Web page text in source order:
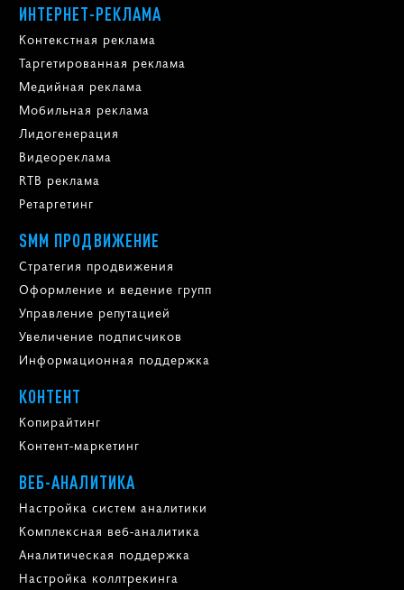
ИНТЕРНЕТ-РЕКЛАМА
Контекстная реклама
Таргетированная реклама
Медийная реклама
Мобильная реклама
Лидогенерация
Видеореклама
RTB реклама
Ретаргетинг
SMM ПРОДВИЖЕНИЕ
Стратегия продвижения
Оформление и ведение групп
Управление репутацией
Увеличение подписчиков
Информационная поддержка
КОНТЕНТ
Копирайтинг
Контент-маркетинг
ВЕБ-АНАЛИТИКА
Настройка систем аналитики
Комплексная веб-аналитика
Аналитическая поддержка
Настройка коллтрекинга